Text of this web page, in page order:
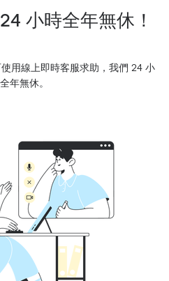
小時全年無休！
用線上即時客服求助，我們 24 小
年無休。